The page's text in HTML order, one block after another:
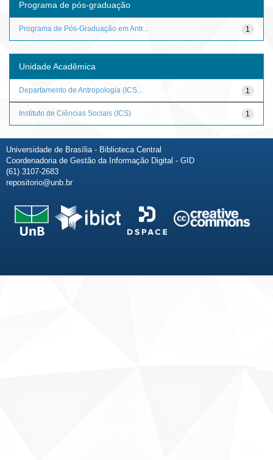
Programa de pós-graduação
1
Programa de Pós-Graduação em Antr...
Unidade Acadêmica
1
Departamento de Antropologia (ICS...
1
Instituto de Ciências Sociais (ICS)
Universidade de Brasília - Biblioteca Central
Coordenadoria de Gestão da Informação Digital - GID
(61) 3107-2683
repositorio@unb.br